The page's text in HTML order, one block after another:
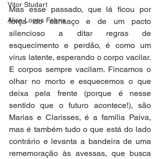
Vitor Studart
Alice Lopes Fabris
Mas esse passado, que lá ficou por
força do cansaço e de um pacto
silencioso a ditar regras de
esquecimento e perdão, é como um
vírus latente, esperando o corpo vacilar.
E corpos sempre vacilam. Fincamos o
olhar no morto e esquecemos o que
deixa pela frente (porque é nesse
sentido que o futuro acontece!), são
Marias e Clarisses, é a família Paiva,
mas é também tudo o que está do lado
contrário e levanta a bandeira de uma
rememoração às avessas, que busca